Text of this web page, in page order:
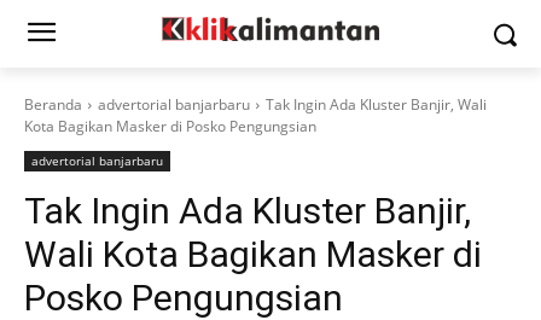
Beranda advertorial banjarbaru
Tak Ingin Ada Kluster Banjir, Wali
Kota Bagikan Masker di Posko Pengungsian
advertorial banjarbaru
Tak Ingin Ada Kluster Banjir,
Wali Kota Bagikan Masker di
Posko Pengungsian